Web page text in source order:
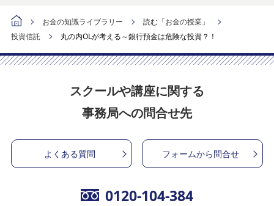
お金の知識ライブラリー
読む「お金の授業」
投資信託
丸の内OLが考える～銀行預金は危険な投資？！
スクールや講座に関する
事務局への問合せ先
よくある質問 フォームから問合せ
0120-104-384